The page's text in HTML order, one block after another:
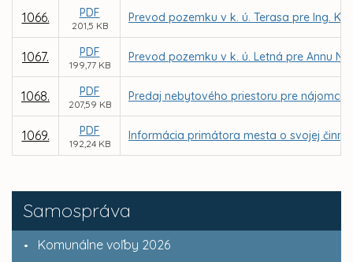
Samospráva
Komunálne voľby 2026
1066. PDF
201,5 KB
Prevod pozemku v k. ú. Terasa pre Ing.
1067. PDF
199,77 KB
Prevod pozemku v k. ú. Letná pre Annu
1068. PDF
207,59 KB
Predaj nebytového priestoru pre nájomcu
1069. PDF
192,24 KB
Informácia primátora mesta o svojej